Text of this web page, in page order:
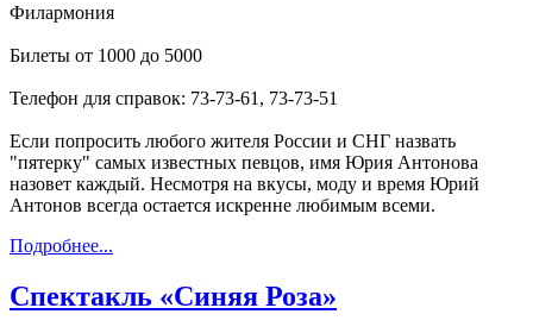
Филармония
Билеты от 1000 до 5000
Телефон для справок: 73-73-61, 73-73-51
Если попросить любого жителя России и СНГ назвать
"пятерку" самых известных певцов, имя Юрия Антонова
назовет каждый. Несмотря на вкусы, моду и время Юрий
Антонов всегда остается искренне любимым всеми.
Подробнее...
Спектакль «Синяя Роза»